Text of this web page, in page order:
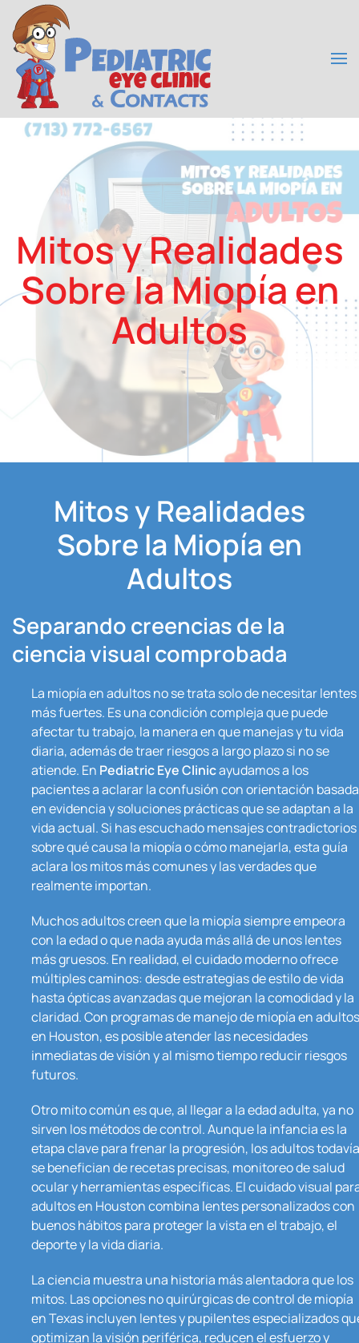
Skip to main content
Mitos y Realidades
Sobre la Miopía en
Adultos
Mitos y Realidades
Sobre la Miopía en
Adultos
Separando creencias de la
ciencia visual comprobada
La miopía en adultos no se trata solo de necesitar lentes
más fuertes. Es una condición compleja que puede
afectar tu trabajo, la manera en que manejas y tu vida
diaria, además de traer riesgos a largo plazo si no se
atiende. En Pediatric Eye Clinicayudamos a los
pacientes a aclarar la confusión con orientación basada
en evidencia y soluciones prácticas que se adaptan a la
vida actual. Si has escuchado mensajes contradictorios
sobre qué causa la miopía o cómo manejarla, esta guía
aclara los mitos más comunes y las verdades que
realmente importan.
Muchos adultos creen que la miopía siempre empeora
con la edad o que nada ayuda más allá de unos lentes
más gruesos. En realidad, el cuidado moderno ofrece
múltiples caminos: desde estrategias de estilo de vida
hasta ópticas avanzadas que mejoran la comodidad y la
claridad. Con programas de manejo de miopía en adultos
en Houston, es posible atender las necesidades
inmediatas de visión y al mismo tiempo reducir riesgos
futuros.
Otro mito común es que, al llegar a la edad adulta, ya no
sirven los métodos de control. Aunque la infancia es la
etapa clave para frenar la progresión, los adultos todavía
se benefician de recetas precisas, monitoreo de salud
ocular y herramientas específicas. El cuidado visual
adultos en Houston combina lentes personalizados con
buenos hábitos para proteger la vista en el trabajo, el
deporte y la vida diaria.
La ciencia muestra una historia más alentadora que los
mitos. Las opciones no quirúrgicas de control de miopía
en Texas incluyen lentes y pupilentes especializados
optimizan la visión periférica, reducen el esfuerzo y